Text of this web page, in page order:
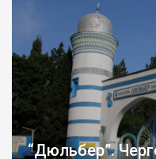
“Дюльбер”.